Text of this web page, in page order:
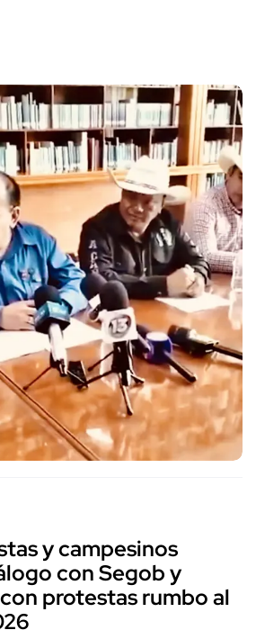
y campesinos
con Segob y
protestas rumbo al